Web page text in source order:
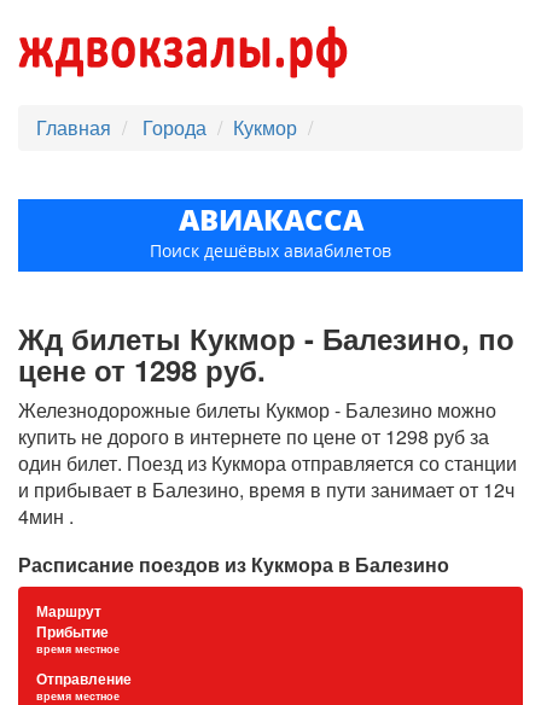
Главная Города Кукмор
АВИАКАССА
Поиск дешёвых авиабилетов
Жд билеты Кукмор - Балезино, по
цене от 1298 руб.
Железнодорожные билеты Кукмор - Балезино можно
купить не дорого в интернете по цене от 1298 руб за
один билет. Поезд из Кукмора отправляется со станции
и прибывает в Балезино, время в пути занимает от 12ч
4мин .
Расписание поездов из Кукмора в Балезино
Маршрут
Прибытие
время местное
Отправление
время местное